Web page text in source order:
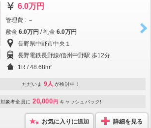
6.0万円
管理費 : －
敷金 6.0万円 / 礼金 6.0万円
長野県中野市中央１
長野電鉄長野線/信州中野駅 歩12分
1R / 48.68m²
ただいま 9人 が検討中！
対象者全員に 20,000 円 キャッシュバック!
お気に入りに追加 詳細を見る